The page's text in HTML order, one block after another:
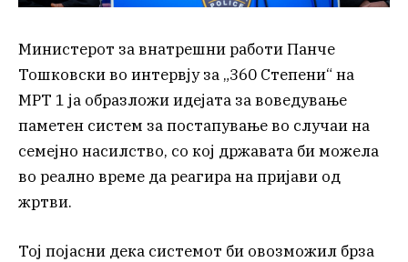
Министерот за внатрешни работи Панче
Тошковски во интервју за „360 Степени“ на
МРТ 1 ја образложи идејата за воведување
паметен систем за постапување во случаи на
семејно насилство, со кој државата би можела
во реално време да реагира на пријави од
жртви.
Тој појасни дека системот би овозможил брза